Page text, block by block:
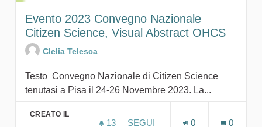
Evento 2023 Convegno Nazionale
Citizen Science, Visual Abstract OHCS
Clelia Telesca
Testo Convegno Nazionale di Citizen Science
tenutasi a Pisa il 24-26 Novembre 2023. La...
CREATO IL
13 13 SOSTENITORI
SEGUI
0 0